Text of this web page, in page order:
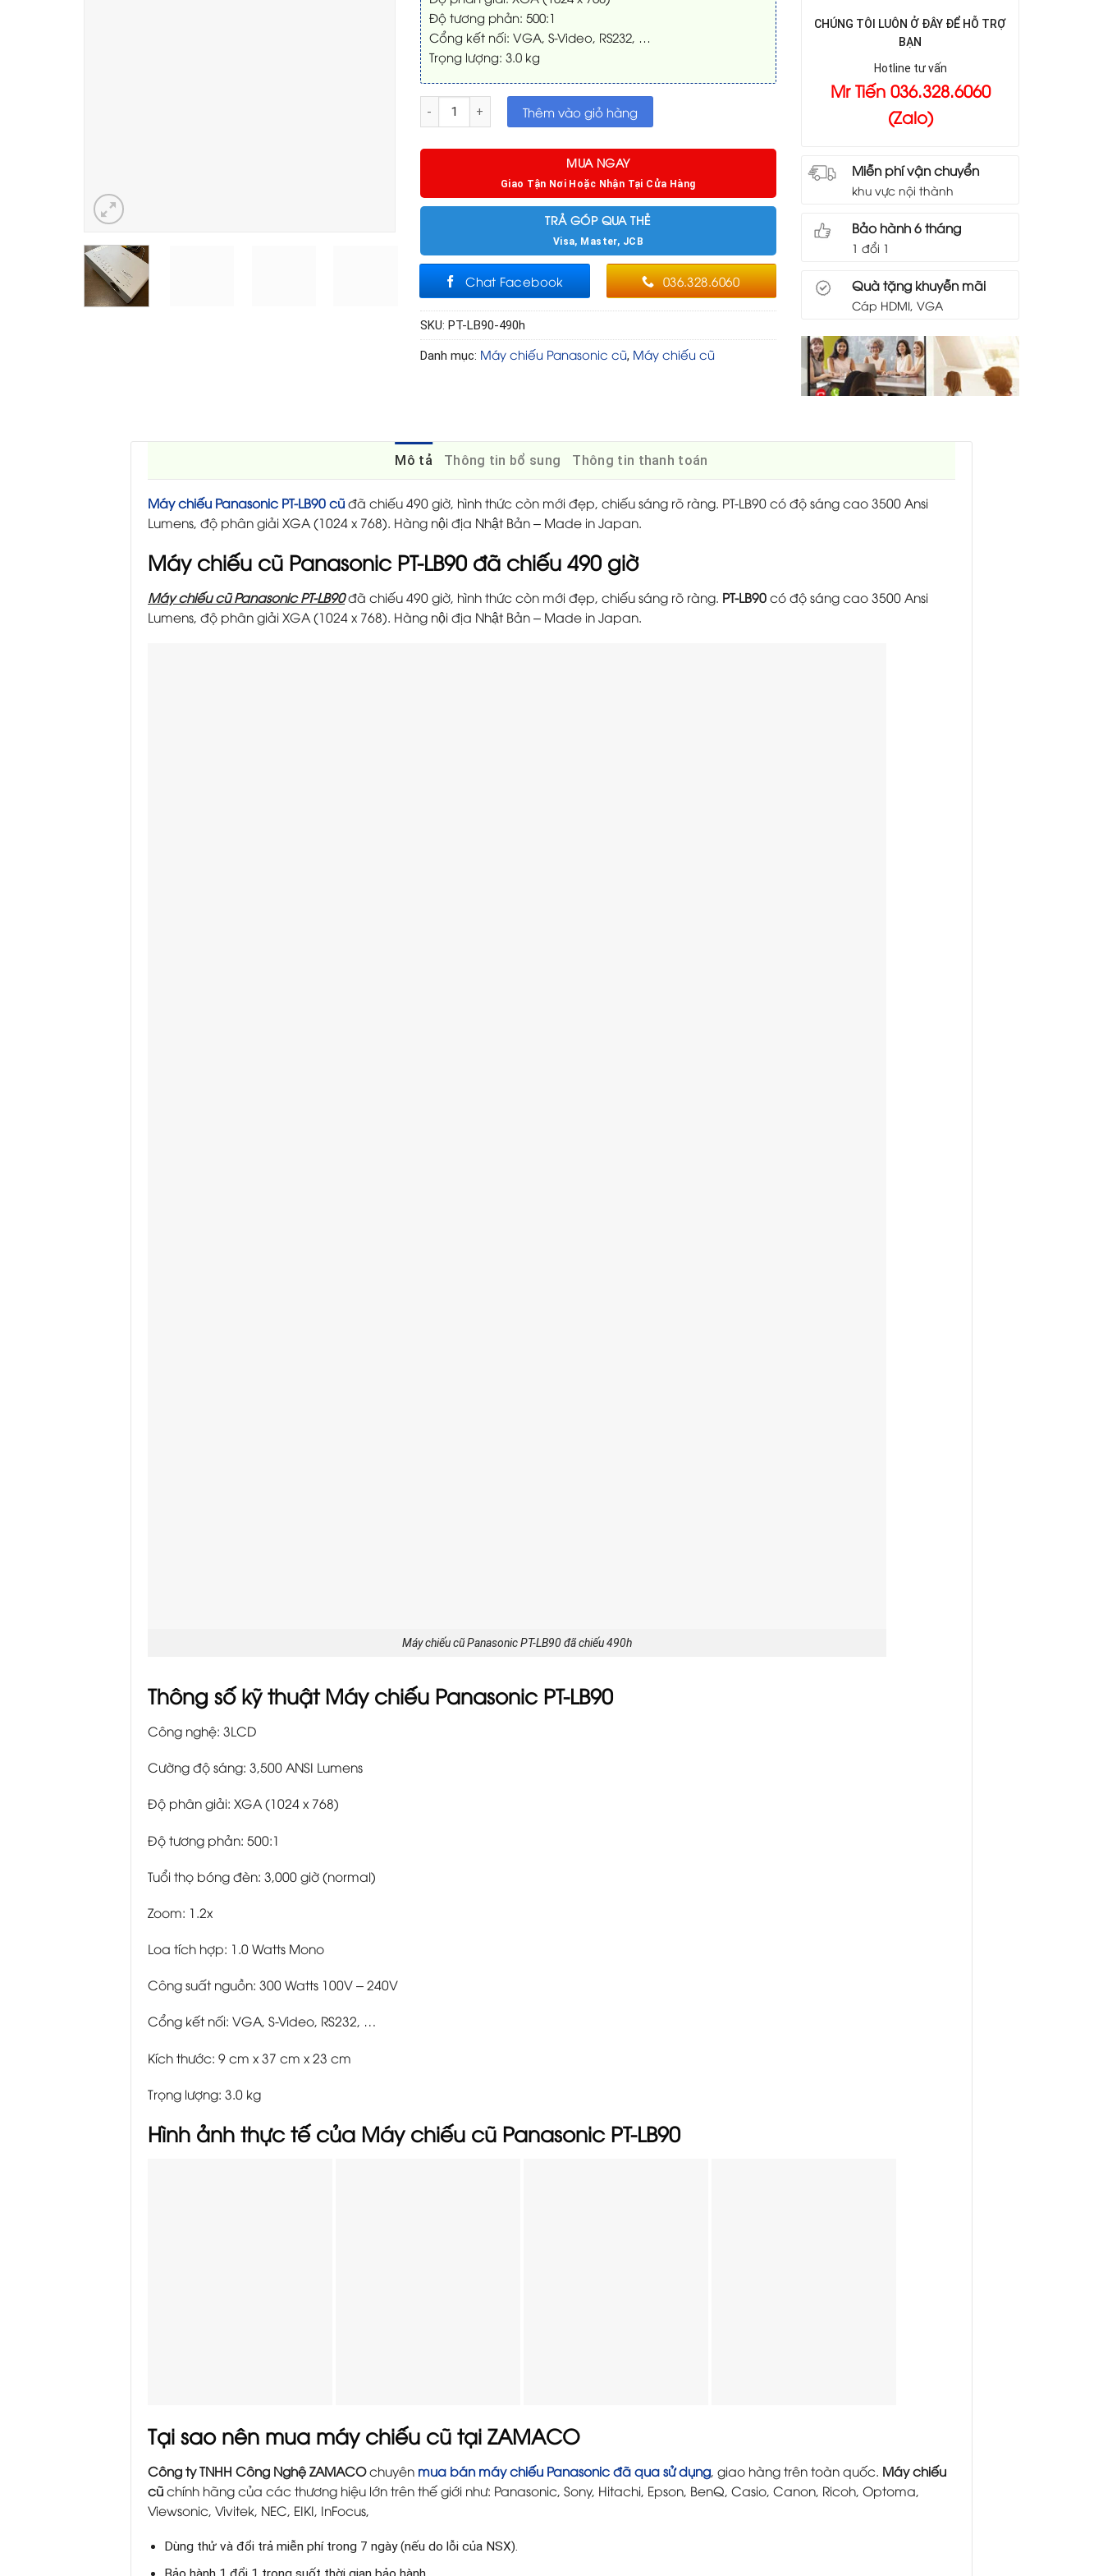
Độ tương phản: 500:1
Cổng kết nối: VGA, S-Video, RS232, …
Trọng lượng: 3.0 kg
Máy chiếu Panasonic PT-LB90 đã chiếu 490h số lượng
Thêm vào giỏ hàng
MUA NGAY
Giao Tận Nơi Hoặc Nhận Tại Cửa Hàng
TRẢ GÓP QUA THẺ
Visa, Master, JCB
Chat Facebook 036.328.6060
SKU: PT-LB90-490h
Danh mục: Máy chiếu Panasonic cũ, Máy chiếu cũ
CHÚNG TÔI LUÔN Ở ĐÂY ĐỂ HỖ TRỢ
BẠN
Hotline tư vấn
Mr Tiến 036.328.6060
(Zalo)
Miễn phí vận chuyển
khu vực nội thành
Bảo hành 6 tháng
1 đổi 1
Quà tặng khuyễn mãi
Cáp HDMI, VGA
Mô tả Thông tin bổ sung Thông tin thanh toán
Máy chiếu Panasonic PT-LB90 cũđã chiếu 490 giờ, hình thức còn mới đẹp, chiếu sáng rõ ràng. PT-LB90 có độ sáng cao 3500 Ansi
Lumens, độ phân giải XGA (1024 x 768). Hàng nội địa Nhật Bản – Made in Japan.
Máy chiếu cũ Panasonic PT-LB90 đã chiếu 490 giờ
Máy chiếu cũ Panasonic PT-LB90đã chiếu 490 giờ, hình thức còn mới đẹp, chiếu sáng rõ ràng. PT-LB90có độ sáng cao 3500 Ansi
Lumens, độ phân giải XGA (1024 x 768). Hàng nội địa Nhật Bản – Made in Japan.
Máy chiếu cũ Panasonic PT-LB90 đã chiếu 490h
Thông số kỹ thuật Máy chiếu Panasonic PT-LB90
Công nghệ: 3LCD
Cường độ sáng: 3,500 ANSI Lumens
Độ phân giải: XGA (1024 x 768)
Độ tương phản: 500:1
Tuổi thọ bóng đèn: 3,000 giờ (normal)
Zoom: 1.2x
Loa tích hợp: 1.0 Watts Mono
Công suất nguồn: 300 Watts 100V – 240V
Cổng kết nối: VGA, S-Video, RS232, …
Kích thước: 9 cm x 37 cm x 23 cm
Trọng lượng: 3.0 kg
Hình ảnh thực tế của Máy chiếu cũ Panasonic PT-LB90
Tại sao nên mua máy chiếu cũ tại ZAMACO
Công ty TNHH Công Nghệ ZAMACOchuyên mua bán máy chiếu Panasonic đã qua sử dụng , giao hàng trên toàn quốc. Máy chiếu
cũchính hãng của các thương hiệu lớn trên thế giới như: Panasonic, Sony, Hitachi, Epson, BenQ, Casio, Canon, Ricoh, Optoma,
Viewsonic, Vivitek, NEC, EIKI, InFocus,
Dùng thử và đổi trả miễn phí trong 7 ngày (nếu do lỗi của NSX).